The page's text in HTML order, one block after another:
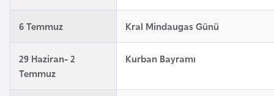
6 Temmuz Kral Mindaugas Günü
29 Haziran- 2
Temmuz
Kurban Bayramı
e
l
r
u
s